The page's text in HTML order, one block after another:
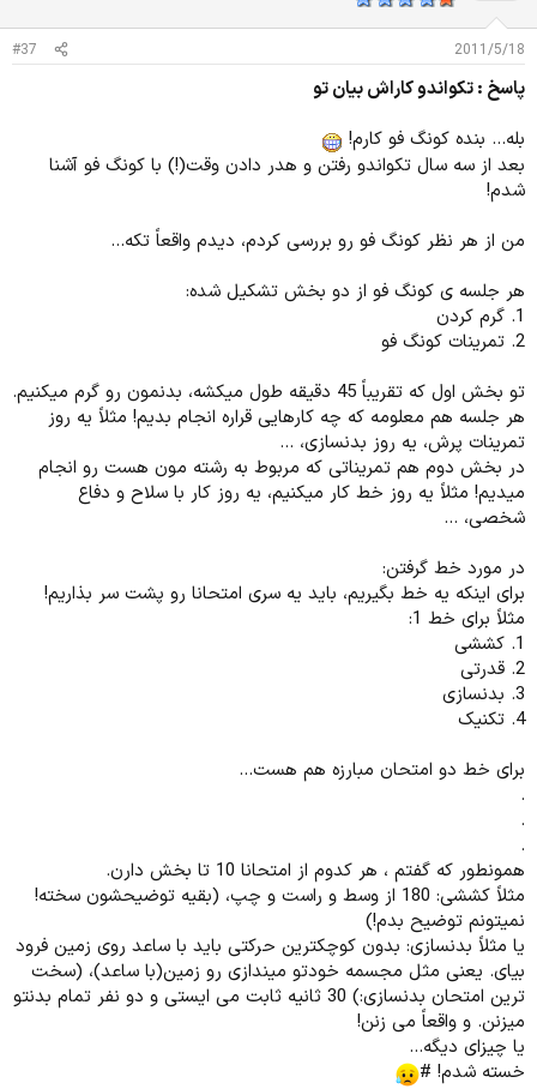
2011/5/18
#37
پاسخ : تکواندو کاراش بیان تو
بله... بنده کونگ فو کارم!
بعد از سه سال تکواندو رفتن و هدر دادن وقت(!) با کونگ فو آشنا
شدم!
من از هر نظر کونگ فو رو بررسی کردم، دیدم واقعاً تکه...
هر جلسه ی کونگ فو از دو بخش تشکیل شده:
1. گرم کردن
2. تمرینات کونگ فو
تو بخش اول که تقریباً 45 دقیقه طول میکشه، بدنمون رو گرم میکنیم.
هر جلسه هم معلومه که چه کارهایی قراره انجام بدیم! مثلاً یه روز
تمرینات پرش، یه روز بدنسازی، ...
در بخش دوم هم تمریناتی که مربوط به رشته مون هست رو انجام
میدیم! مثلاً یه روز خط کار میکنیم، یه روز کار با سلاح و دفاع
شخصی، ...
در مورد خط گرفتن:
برای اینکه یه خط بگیریم، باید یه سری امتحانا رو پشت سر بذاریم!
مثلاً برای خط 1:
1. کششی
2. قدرتی
3. بدنسازی
4. تکنیک
برای خط دو امتحان مبارزه هم هست...
.
.
.
همونطور که گفتم ، هر کدوم از امتحانا 10 تا بخش دارن.
مثلاً کششی: 180 از وسط و راست و چپ، (بقیه توضیحشون سخته!
نمیتونم توضیح بدم!)
یا مثلاً بدنسازی: بدون کوچکترین حرکتی باید با ساعد روی زمین فرود
بیای. یعنی مثل مجسمه خودتو میندازی رو زمین(با ساعد)، (سخت
ترین امتحان بدنسازی:) 30 ثانیه ثابت می ایستی و دو نفر تمام بدنتو
میزنن. و واقعاً می زنن!
یا چیزای دیگه...
خسته شدم! #